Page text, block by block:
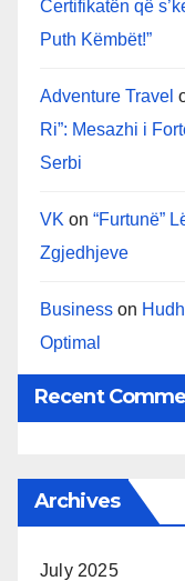
Certifikatën që
Puth Këmbët!”
Adventure Travel
Ri”: Mesazhi i
Serbi
VK on “Furtunë”
Zgjedhjeve
Business on
Optimal
Recent
Archives
July 2025